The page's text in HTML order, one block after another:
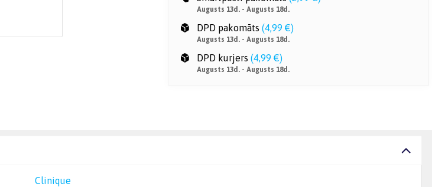
Augusts 13d. - Augusts 18d.
DPD pakomāts (4,99 €)
Augusts 13d. - Augusts 18d.
DPD kurjers (4,99 €)
Augusts 13d. - Augusts 18d.
Clinique